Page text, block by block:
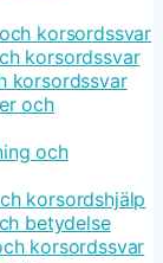
korsordssvar
korsordssvar
korsordssvar
och
och
korsordshjälp
betydelse
korsordssvar